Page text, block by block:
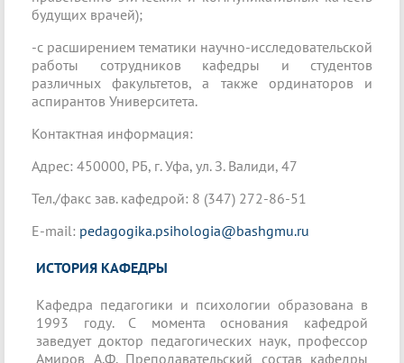
будущих врачей);
-с расширением тематики научно-исследовательской
работы сотрудников кафедры и студентов
различных факультетов, а также ординаторов и
аспирантов Университета.
Контактная информация:
Адрес: 450000, РБ, г. Уфа, ул. З. Валиди, 47
Тел./факс зав. кафедрой: 8 (347) 272-86-51
E-mail: pedagogika.psihologia@bashgmu.ru
ИСТОРИЯ КАФЕДРЫ
Кафедра педагогики и психологии образована в
1993 году. С момента основания кафедрой
заведует доктор педагогических наук, профессор
Амиров А.Ф. Преподавательский состав кафедры